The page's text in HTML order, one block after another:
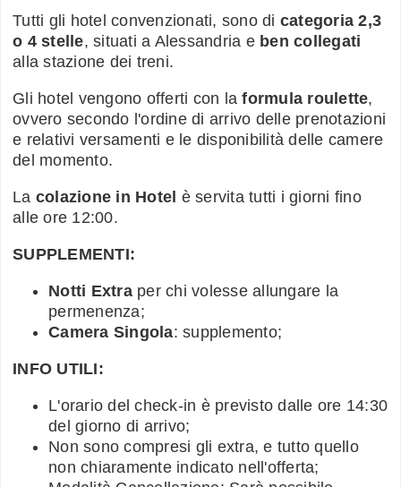
Tutti gli hotel convenzionati, sono di categoria 2,3
o 4 stelle, situati a Alessandria e ben collegati
alla stazione dei treni.
Gli hotel vengono offerti con laformula roulette,
ovvero secondo l'ordine di arrivo delle prenotazioni
e relativi versamenti e le disponibilità delle camere
del momento.
La colazione in Hotel è servita tutti i giorni fino
alle ore 12:00.
SUPPLEMENTI:
Notti Extraper chi volesse allungare la
permenenza;
Camera Singola: supplemento;
INFO UTILI:
L'orario del check-in è previsto dalle ore 14:30
del giorno di arrivo;
Non sono compresi gli extra, e tutto quello
non chiaramente indicato nell'offerta;